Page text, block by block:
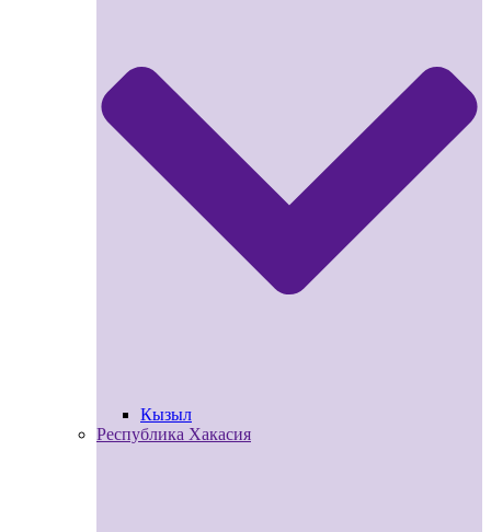
Кызыл
Республика Хакасия